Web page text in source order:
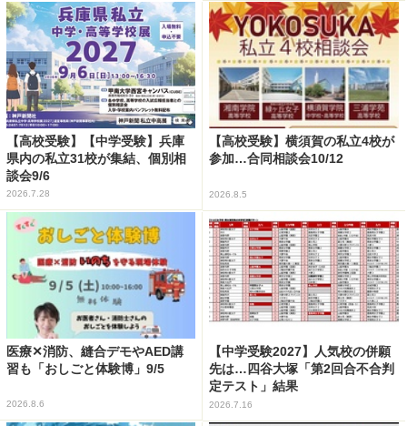
【高校受験】【中学受験】兵庫
県内の私立31校が集結、個別相
談会9/6
2026.7.28
【高校受験】横須賀の私立4校が
参加…合同相談会10/12
2026.8.5
医療✕消防、縫合デモやAED講
習も「おしごと体験博」9/5
2026.8.6
【中学受験2027】人気校の併願
先は…四谷大塚「第2回合不合判
定テスト」結果
2026.7.16